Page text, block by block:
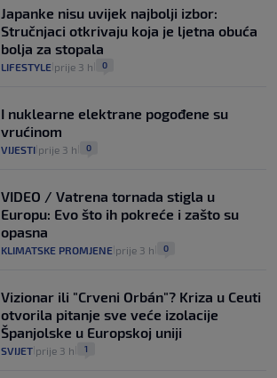
Japanke nisu uvijek najbolji izbor:
Stručnjaci otkrivaju koja je ljetna obuća
bolja za stopala
LIFESTYLE prije 3 h 0
I nuklearne elektrane pogođene su
vrućinom
VIJESTI prije 3 h 0
VIDEO / Vatrena tornada stigla u
Europu: Evo što ih pokreće i zašto su
opasna
KLIMATSKE PROMJENE prije 3 h 0
Vizionar ili "Crveni Orbán"? Kriza u Ceuti
otvorila pitanje sve veće izolacije
Španjolske u Europskoj uniji
SVIJET prije 3 h 1